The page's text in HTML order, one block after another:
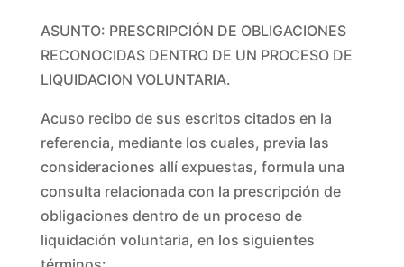
ASUNTO: PRESCRIPCIÓN DE OBLIGACIONES
RECONOCIDAS DENTRO DE UN PROCESO DE
LIQUIDACION VOLUNTARIA.
Acuso recibo de sus escritos citados en la
referencia, mediante los cuales, previa las
consideraciones allí expuestas, formula una
consulta relacionada con la prescripción de
obligaciones dentro de un proceso de
liquidación voluntaria, en los siguientes